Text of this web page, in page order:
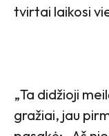
tvirtai laikosi
„Ta didžioji
gražiai, jau